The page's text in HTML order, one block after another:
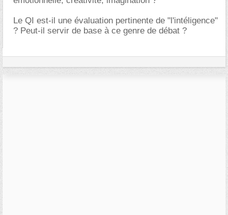
Le QI est-il une évaluation pertinente de "l'intéligence"
? Peut-il servir de base à ce genre de débat ?